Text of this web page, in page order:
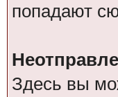
попадают
Здесь вы